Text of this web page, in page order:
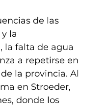
de las
la
la falta de agua
a repetirse en
la provincia. Al
en Stroeder,
donde los